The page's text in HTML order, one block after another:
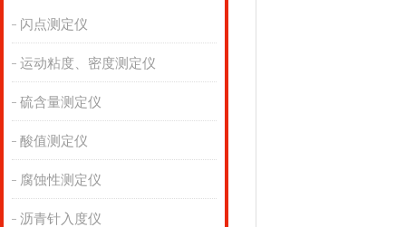
闪点测定仪
运动粘度、密度测定仪
硫含量测定仪
酸值测定仪
腐蚀性测定仪
沥青针入度仪